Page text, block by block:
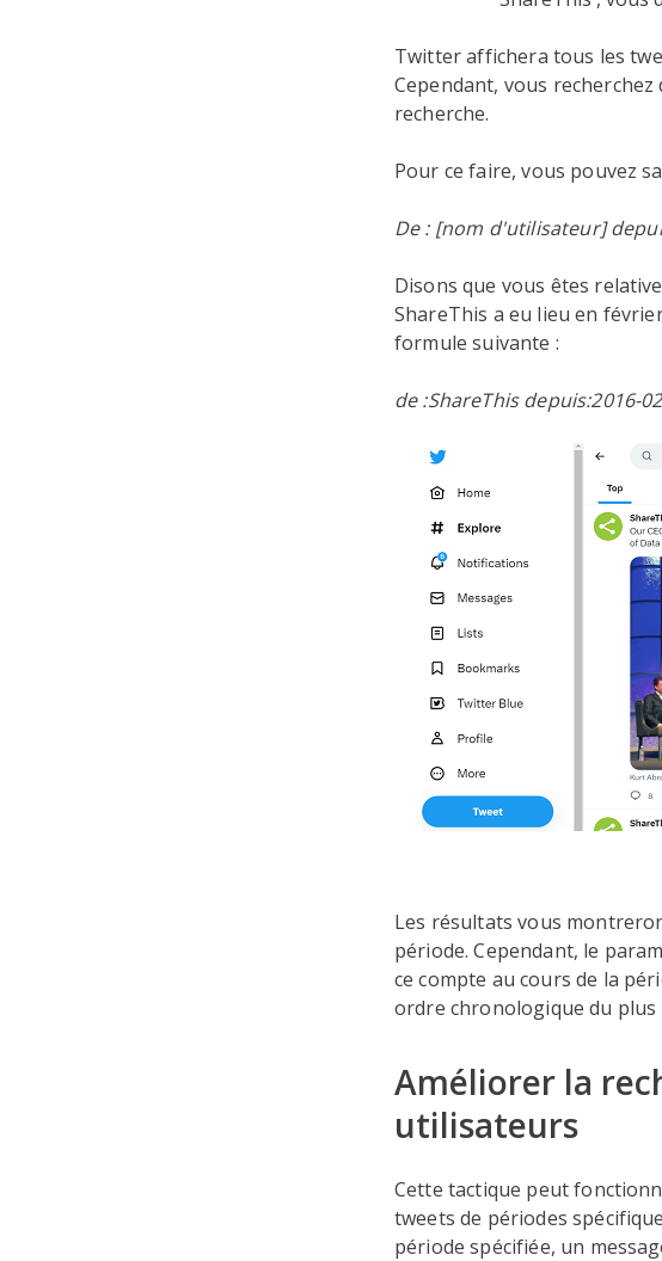
Twitter affichera tous les
Cependant, vous
recherche.
Pour ce faire, vous pouvez
De : [nom d'utilisateur]
Disons que vous êtes
ShareThis a eu lieu en
formule suivante :
de :ShareThis depuis:2016-
Les résultats vous
période. Cependant, le
ce compte au cours de la
ordre chronologique du plus
Améliorer la
utilisateurs
Cette tactique peut
tweets de périodes
période spécifiée, un